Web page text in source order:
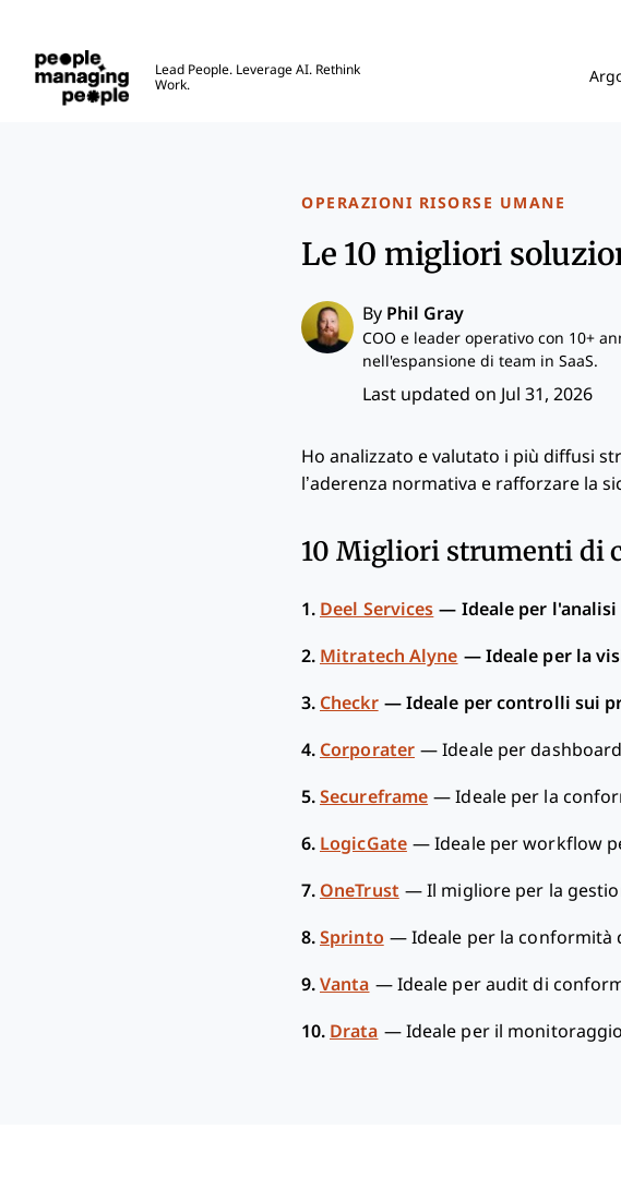
Lead People. Leverage AI. Rethink
Work.
OPERAZIONI RISORSE UMANE
Le 10 migliori
By Phil Gray
COO e leader operativo con 10+
nell'espansione di team in SaaS.
Last updated on Jul 31, 2026
Ho analizzato e valutato i più diffusi
l’aderenza normativa e rafforzare la
10 Migliori strumenti di
1. Deel Services — Ideale per
2. Mitratech Alyne — Ideale per la
3. Checkr — Ideale per controlli sui
4. Corporater —Ideale per
5. Secureframe —Ideale per la
6. LogicGate —Ideale per workflow
7. OneTrust —Il migliore per la
8. Sprinto — Ideale per la conformità
9. Vanta — Ideale per audit di
10. Drata — Ideale per il